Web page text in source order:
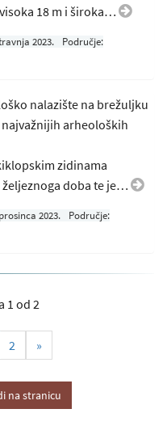
18 m i široka…
2023.
Područje:
nalazište na brežuljku
arheoloških
zidinama
doba te je…
2023.
Područje:
1 od 2
2 »